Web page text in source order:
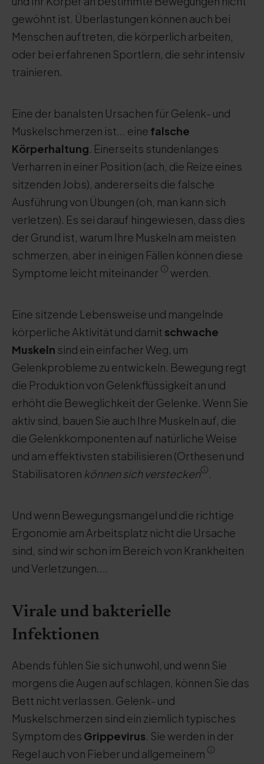
gewöhnt ist. Überlastungen können auch bei
Menschen auftreten, die körperlich arbeiten,
oder bei erfahrenen Sportlern, die sehr intensiv
trainieren.
Eine der banalsten Ursachen für Gelenk- und
Muskelschmerzen ist... eine falsche
Körperhaltung. Einerseits stundenlanges
Verharren in einer Position (ach, die Reize eines
sitzenden Jobs), andererseits die falsche
Ausführung von Übungen (oh, man kann sich
verletzen). Es sei darauf hingewiesen, dass dies
der Grund ist, warum Ihre Muskeln am meisten
schmerzen, aber in einigen Fällen können diese
Symptome leicht miteinander
werden.
Eine sitzende Lebensweise und mangelnde
körperliche Aktivität und damit schwache
Muskeln sind ein einfacher Weg, um
Gelenkprobleme zu entwickeln. Bewegung regt
die Produktion von Gelenkflüssigkeit an und
erhöht die Beweglichkeit der Gelenke. Wenn Sie
aktiv sind, bauen Sie auch Ihre Muskeln auf, die
die Gelenkkomponenten auf natürliche Weise
und am effektivsten stabilisieren (Orthesen und
Stabilisatoren können sich verstecken .
Und wenn Bewegungsmangel und die richtige
Ergonomie am Arbeitsplatz nicht die Ursache
sind, sind wir schon im Bereich von Krankheiten
und Verletzungen....
Virale und bakterielle
Infektionen
Abends fühlen Sie sich unwohl, und wenn Sie
morgens die Augen aufschlagen, können Sie das
Bett nicht verlassen. Gelenk- und
Muskelschmerzen sind ein ziemlich typisches
Symptom des Grippevirus. Sie werden in der
Regel auch von Fieber und allgemeinem